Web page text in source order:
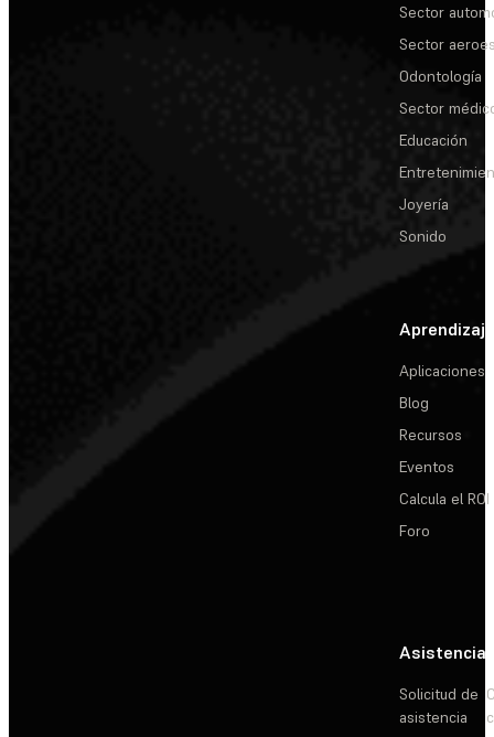
Sector
Sector
Odontología
Sector
Educación
Joyería
Sonido
Aprendizaje
Aplicaciones
Blog
Recursos
Eventos
Calcula el ROI
Foro
Asistencia
Solicitud de
asistencia